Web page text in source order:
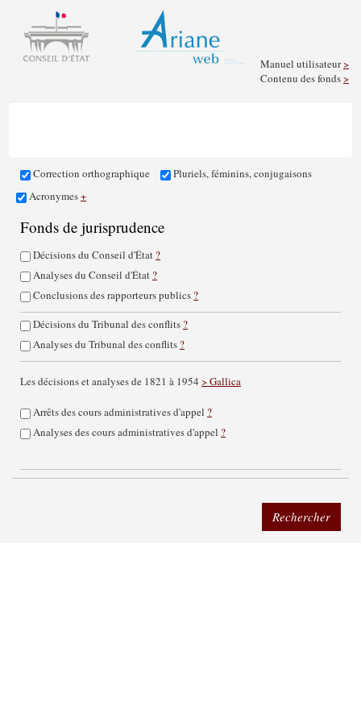
Manuel utilisateur>
Contenu des fonds>
Correction orthographique
Pluriels, féminins, conjugaisons
Acronymes+
Fonds de jurisprudence
Décisions du Conseil d'État ?
Analyses du Conseil d'État ?
Conclusions des rapporteurs publics ?
Décisions du Tribunal des conflits ?
Analyses du Tribunal des conflits ?
Les décisions et analyses de 1821 à 1954 > Gallica
Arrêts des cours administratives d'appel ?
Analyses des cours administratives d'appel ?
Rechercher